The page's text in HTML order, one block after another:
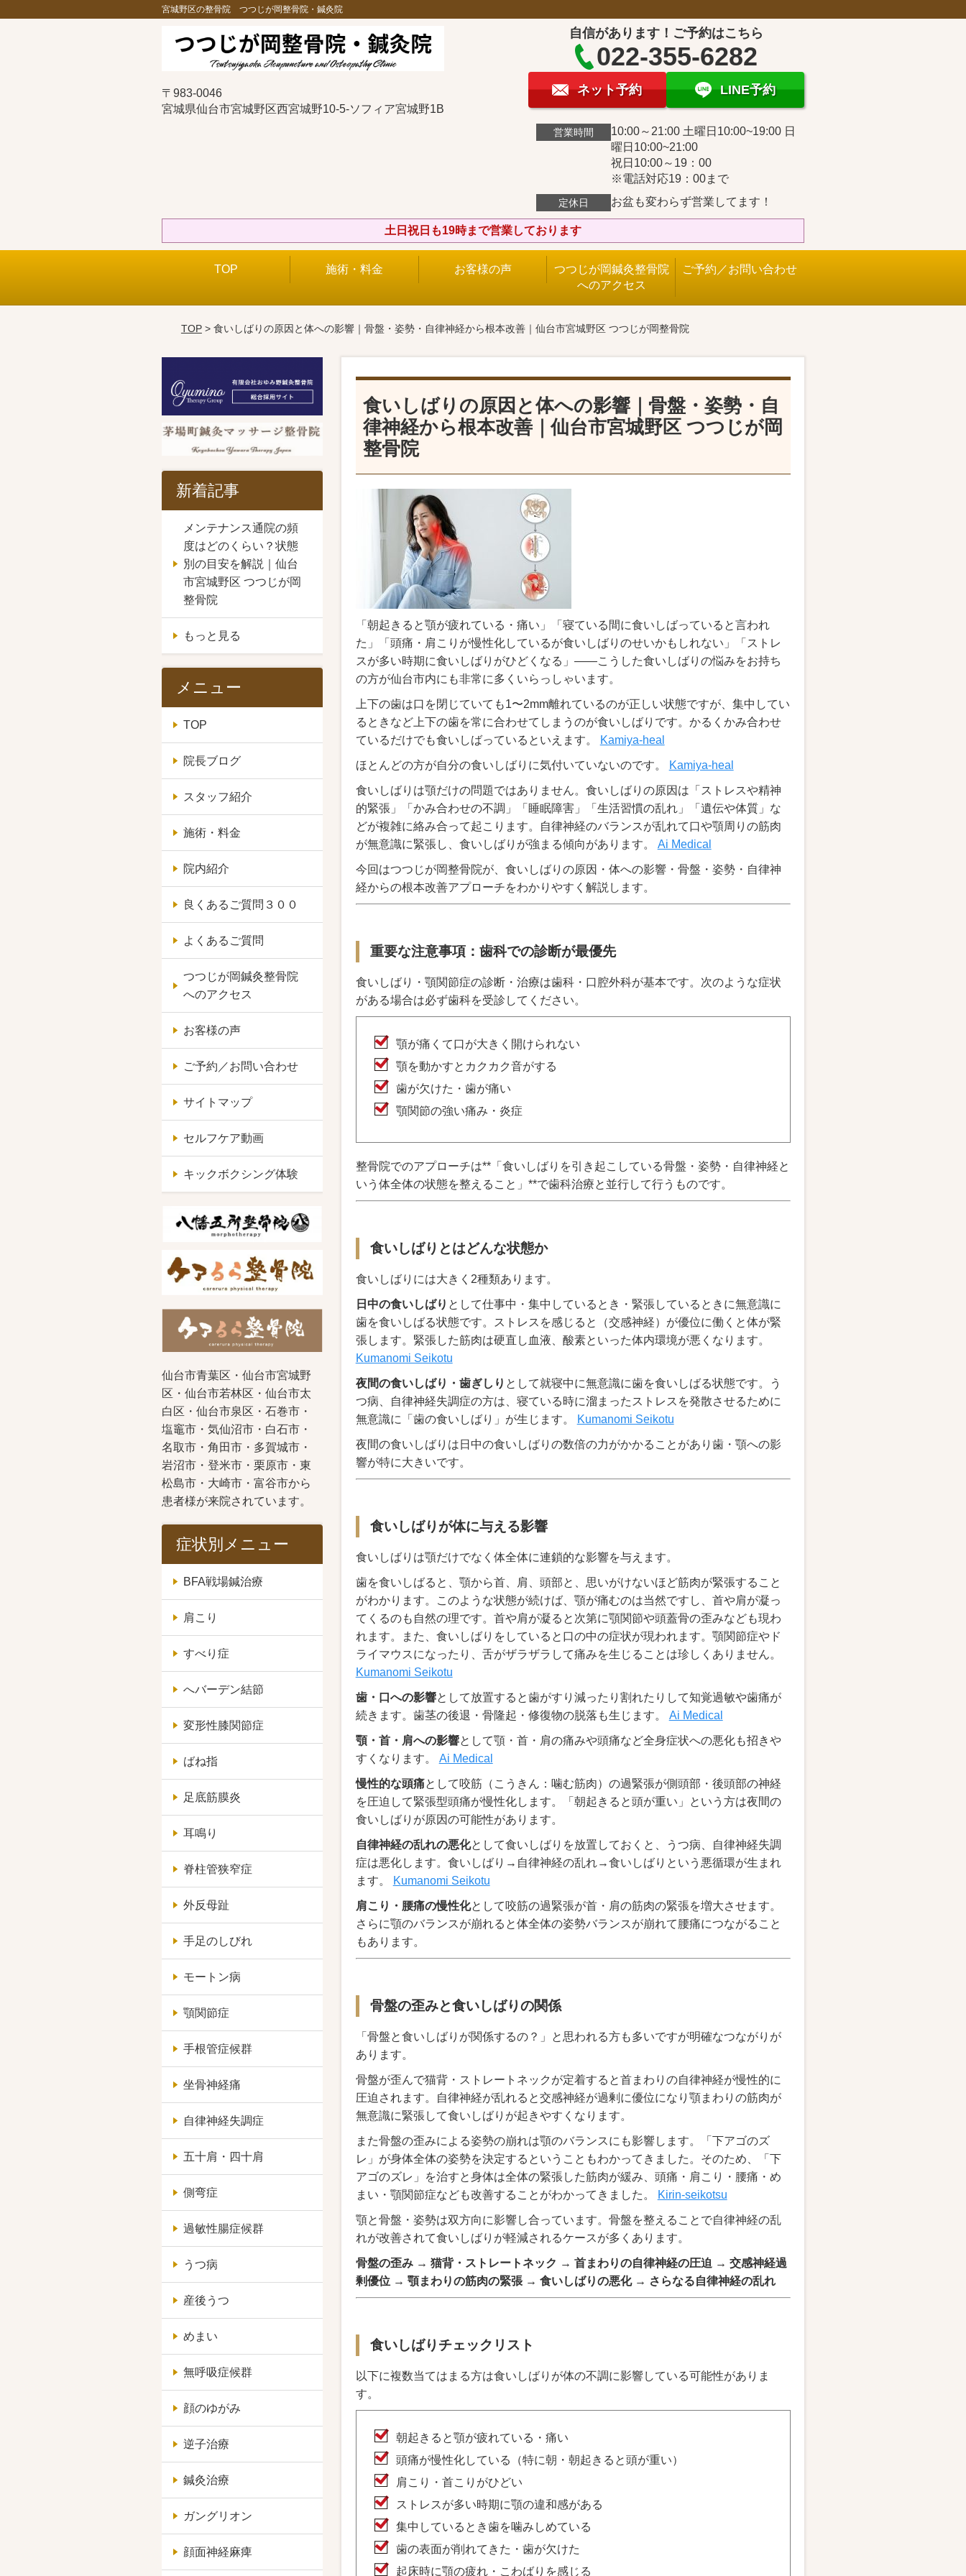
宮城野区の整骨院 つつじが岡整骨院・鍼灸院
〒983-0046
宮城県仙台市宮城野区西宮城野10-5-ソフィア宮城野1B
自信があります！ご予約はこちら
022-355-6282
ネット予約 LINE予約
営業時間
10:00～21:00 土曜日10:00~19:00 日
曜日10:00~21:00
祝日10:00～19：00
※電話対応19：00まで
定休日 お盆も変わらず営業してます！
土日祝日も19時まで営業しております
TOP 施術・料金 お客様の声
つつじが岡鍼灸整骨院
へのアクセス
ご予約／お問い合わせ
TOP> 食いしばりの原因と体への影響｜骨盤・姿勢・自律神経から根本改善｜仙台市宮城野区 つつじが岡整骨院
食いしばりの原因と体への影響｜骨盤・姿勢・自
律神経から根本改善｜仙台市宮城野区 つつじが岡
整骨院
「朝起きると顎が疲れている・痛い」「寝ている間に食いしばっていると言われ
た」「頭痛・肩こりが慢性化しているが食いしばりのせいかもしれない」「ストレ
スが多い時期に食いしばりがひどくなる」――こうした食いしばりの悩みをお持ち
の方が仙台市内にも非常に多くいらっしゃいます。
上下の歯は口を閉じていても1〜2mm離れているのが正しい状態ですが、集中してい
るときなど上下の歯を常に合わせてしまうのが食いしばりです。かるくかみ合わせ
ているだけでも食いしばっているといえます。
Kamiya-heal
ほとんどの方が自分の食いしばりに気付いていないのです。 Kamiya-heal
食いしばりは顎だけの問題ではありません。食いしばりの原因は「ストレスや精神
的緊張」「かみ合わせの不調」「睡眠障害」「生活習慣の乱れ」「遺伝や体質」な
どが複雑に絡み合って起こります。自律神経のバランスが乱れて口や顎周りの筋肉
が無意識に緊張し、食いしばりが強まる傾向があります。 Ai Medical
今回はつつじが岡整骨院が、食いしばりの原因・体への影響・骨盤・姿勢・自律神
経からの根本改善アプローチをわかりやすく解説します。
重要な注意事項：歯科での診断が最優先
食いしばり・顎関節症の診断・治療は歯科・口腔外科が基本です。次のような症状
がある場合は必ず歯科を受診してください。
顎が痛くて口が大きく開けられない
顎を動かすとカクカク音がする
歯が欠けた・歯が痛い
顎関節の強い痛み・炎症
整骨院でのアプローチは**「食いしばりを引き起こしている骨盤・姿勢・自律神経と
いう体全体の状態を整えること」**で歯科治療と並行して行うものです。
食いしばりとはどんな状態か
食いしばりには大きく2種類あります。
日中の食いしばり として仕事中・集中しているとき・緊張しているときに無意識に
歯を食いしばる状態です。ストレスを感じると（交感神経）が優位に働くと体が緊
張します。緊張した筋肉は硬直し血液、酸素といった体内環境が悪くなります。
Kumanomi Seikotu
夜間の食いしばり・歯ぎしり として就寝中に無意識に歯を食いしばる状態です。う
つ病、自律神経失調症の方は、寝ている時に溜まったストレスを発散させるために
無意識に「歯の食いしばり」が生じます。
Kumanomi Seikotu
夜間の食いしばりは日中の食いしばりの数倍の力がかかることがあり歯・顎への影
響が特に大きいです。
食いしばりが体に与える影響
食いしばりは顎だけでなく体全体に連鎖的な影響を与えます。
歯を食いしばると、顎から首、肩、頭部と、思いがけないほど筋肉が緊張すること
がわかります。このような状態が続けば、顎が痛むのは当然ですし、首や肩が凝っ
てくるのも自然の理です。首や肩が凝ると次第に顎関節や頭蓋骨の歪みなども現わ
れます。また、食いしばりをしていると口の中の症状が現われます。顎関節症やド
ライマウスになったり、舌がザラザラして痛みを生じることは珍しくありません。
Kumanomi Seikotu
歯・口への影響として放置すると歯がすり減ったり割れたりして知覚過敏や歯痛が
続きます。歯茎の後退・骨隆起・修復物の脱落も生じます。 Ai Medical
顎・首・肩への影響として顎・首・肩の痛みや頭痛など全身症状への悪化も招きや
すくなります。 Ai Medical
慢性的な頭痛として咬筋（こうきん：噛む筋肉）の過緊張が側頭部・後頭部の神経
を圧迫して緊張型頭痛が慢性化します。「朝起きると頭が重い」という方は夜間の
食いしばりが原因の可能性があります。
自律神経の乱れの悪化として食いしばりを放置しておくと、うつ病、自律神経失調
症は悪化します。食いしばり→自律神経の乱れ→食いしばりという悪循環が生まれ
ます。
Kumanomi Seikotu
肩こり・腰痛の慢性化として咬筋の過緊張が首・肩の筋肉の緊張を増大させます。
さらに顎のバランスが崩れると体全体の姿勢バランスが崩れて腰痛につながること
もあります。
骨盤の歪みと食いしばりの関係
「骨盤と食いしばりが関係するの？」と思われる方も多いですが明確なつながりが
あります。
骨盤が歪んで猫背・ストレートネックが定着すると首まわりの自律神経が慢性的に
圧迫されます。自律神経が乱れると交感神経が過剰に優位になり顎まわりの筋肉が
無意識に緊張して食いしばりが起きやすくなります。
また骨盤の歪みによる姿勢の崩れは顎のバランスにも影響します。「下アゴのズ
レ」が身体全体の姿勢を決定するということもわかってきました。そのため、「下
アゴのズレ」を治すと身体は全体の緊張した筋肉が緩み、頭痛・肩こり・腰痛・め
まい・顎関節症なども改善することがわかってきました。
Kirin-seikotsu
顎と骨盤・姿勢は双方向に影響し合っています。骨盤を整えることで自律神経の乱
れが改善されて食いしばりが軽減されるケースが多くあります。
骨盤の歪み → 猫背・ストレートネック → 首まわりの自律神経の圧迫 → 交感神経過
剰優位 → 顎まわりの筋肉の緊張 → 食いしばりの悪化 → さらなる自律神経の乱れ
食いしばりチェックリスト
以下に複数当てはまる方は食いしばりが体の不調に影響している可能性がありま
す。
朝起きると顎が疲れている・痛い
頭痛が慢性化している（特に朝・朝起きると頭が重い）
肩こり・首こりがひどい
ストレスが多い時期に顎の違和感がある
集中しているとき歯を噛みしめている
歯の表面が削れてきた・歯が欠けた
起床時に顎の疲れ・こわばりを感じる
新着記事
メンテナンス通院の頻
度はどのくらい？状態
別の目安を解説｜仙台
市宮城野区 つつじが岡
整骨院
もっと見る
メニュー
TOP
院長ブログ
スタッフ紹介
施術・料金
院内紹介
良くあるご質問３００
よくあるご質問
つつじが岡鍼灸整骨院
へのアクセス
お客様の声
ご予約／お問い合わせ
サイトマップ
セルフケア動画
キックボクシング体験
仙台市青葉区・仙台市宮城野
区・仙台市若林区・仙台市太
白区・仙台市泉区・石巻市・
塩竈市・気仙沼市・白石市・
名取市・角田市・多賀城市・
岩沼市・登米市・栗原市・東
松島市・大崎市・富谷市から
患者様が来院されています。
症状別メニュー
BFA戦場鍼治療
肩こり
すべり症
へバーデン結節
変形性膝関節症
ばね指
足底筋膜炎
耳鳴り
脊柱管狭窄症
外反母趾
手足のしびれ
モートン病
顎関節症
手根管症候群
坐骨神経痛
自律神経失調症
五十肩・四十肩
側弯症
過敏性腸症候群
うつ病
産後うつ
めまい
無呼吸症候群
顔のゆがみ
逆子治療
鍼灸治療
ガングリオン
顔面神経麻痺